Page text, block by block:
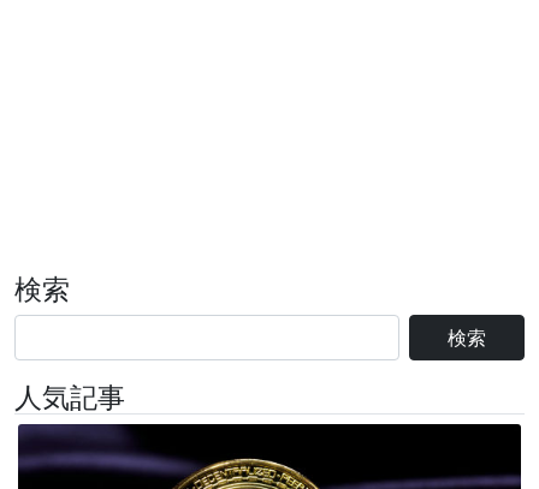
検索
検索
人気記事